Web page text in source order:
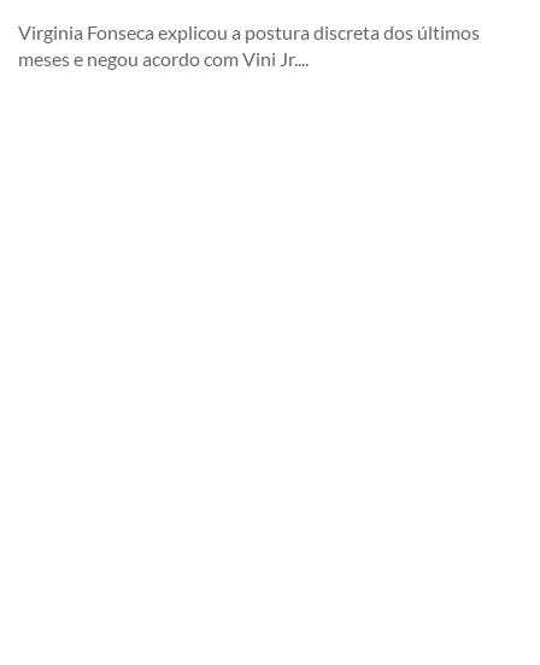
Virginia Fonseca explicou a postura discreta dos últimos
meses e negou acordo com Vini Jr....